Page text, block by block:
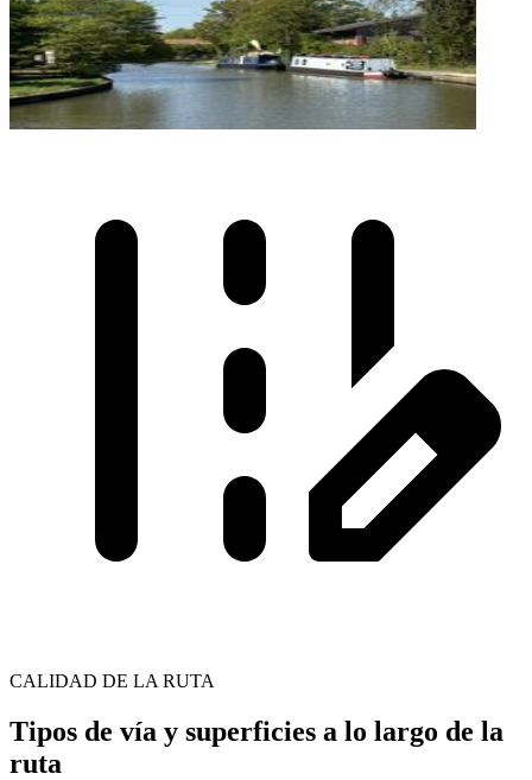
CALIDAD DE LA RUTA
Tipos de vía y superficies a lo largo de la
ruta